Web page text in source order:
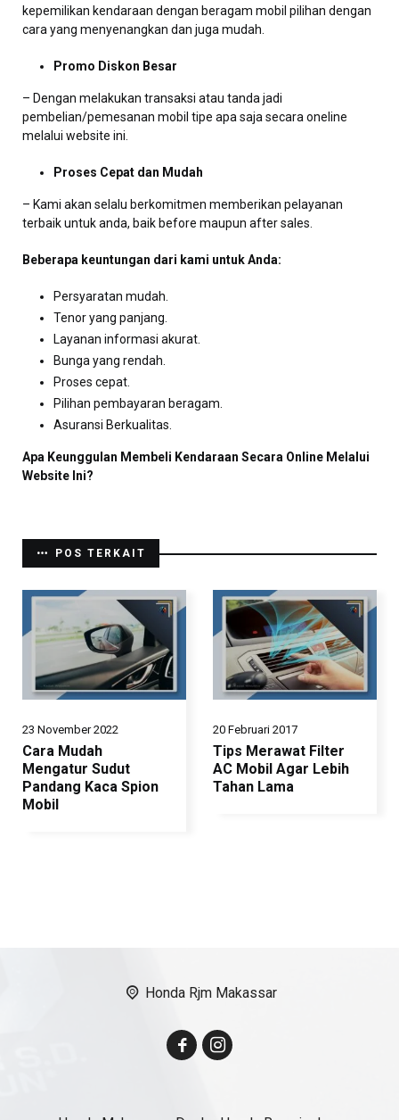
kepemilikan kendaraan dengan beragam mobil pilihan dengan
cara yang menyenangkan dan juga mudah.
Promo Diskon Besar
– Dengan melakukan transaksi atau tanda jadi
pembelian/pemesanan mobil tipe apa saja secara oneline
melalui website ini.
Proses Cepat dan Mudah
– Kami akan selalu berkomitmen memberikan pelayanan
terbaik untuk anda, baik before maupun after sales.
Beberapa keuntungan dari kami untuk Anda:
Persyaratan mudah.
Tenor yang panjang.
Layanan informasi akurat.
Bunga yang rendah.
Proses cepat.
Pilihan pembayaran beragam.
Asuransi Berkualitas.
Apa Keunggulan Membeli Kendaraan Secara Online Melalui
Website Ini?
POS TERKAIT
23 November 2022
Cara Mudah
Mengatur Sudut
Pandang Kaca Spion
Mobil
20 Februari 2017
Tips Merawat Filter
AC Mobil Agar Lebih
Tahan Lama
Honda Rjm Makassar